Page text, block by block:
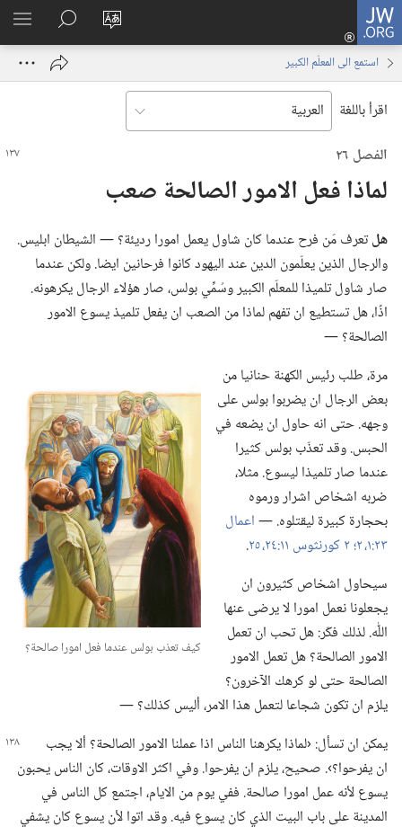
JW.ORG
تغيير
الموقع
تسجيل
الدخول
نافذة
البحث
في
JW.‎ORG
استمع الى المعلّم الكبير
اقرأ باللغة
الفصل ٢٦
لماذا فعل الامور الصالحة صعب
هلتعرف مَن فرح عندما كان شاول يعمل امورا رديئة؟‏ —‏ الشيطان ابليس.‏
والرجال الذين يعلّمون الدين عند اليهود كانوا فرحانين ايضا.‏ ولكن عندما
صار شاول تلميذا للمعلّم الكبير وسُمِّي بولس،‏ صار هؤلاء الرجال يكرهونه.‏
اذًا،‏ هل تستطيع ان تفهم لماذا من الصعب ان يفعل تلميذ يسوع الامور
الصالحة؟‏ —‏
كيف تعذب بولس عندما فعل امورا صالحة؟‏
مرة،‏ طلب رئيس الكهنة حنانيا من
بعض الرجال ان يضربوا بولس على
وجهه.‏ حتى انه حاول ان يضعه في
الحبس.‏ وقد تعذّب بولس كثيرا
عندما صار تلميذا ليسوع.‏ مثلا،‏
ضربه اشخاص اشرار ورموه
بحجارة كبيرة ليقتلوه.‏ —‏اعمال
٢٣:‏​١،‏ ٢؛‏
‏.‏
سيحاول اشخاص كثيرون ان
يجعلونا نعمل امورا لا يرضى عنها
اللّٰه.‏ لذلك فكّر:‏ هل تحب ان تعمل
الامور الصالحة؟‏ هل تعمل الامور
الصالحة حتى لو كرهك الآخرون؟‏
يلزم ان تكون شجاعا لتعمل هذا الامر،‏ أليس كذلك؟‏ —‏
يمكن ان تسأل:‏ ‹لماذا يكرهنا الناس اذا عملنا الامور الصالحة؟‏ ألا يجب
ان يفرحوا؟‏›.‏ صحيح،‏ يلزم ان يفرحوا.‏ وفي اكثر الاوقات،‏ كان الناس يحبون
يسوع لأنه عمل امورا صالحة.‏ ففي يوم من الايام،‏ اجتمع كل الناس في
المدينة على باب البيت الذي كان يسوع فيه.‏ وقد اتوا لأن يسوع كان يشفي